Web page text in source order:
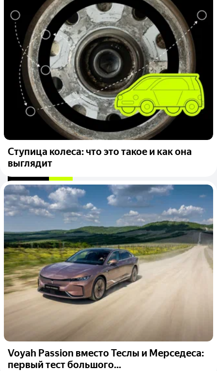
Ступица колеса: что это такое и как она
выглядит
Voyah Passion вместо Теслы и Мерседеса:
первый тест большого...